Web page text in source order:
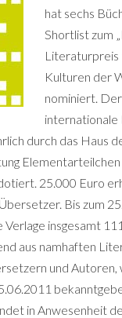
hat sechs
Shortlist zum
Literaturpreis
Kulturen der
nominiert.
durch das Haus
25.000 Euro
Bis zum
Verlage insgesamt
aus namhaften
und Autoren,
in Anwesenheit